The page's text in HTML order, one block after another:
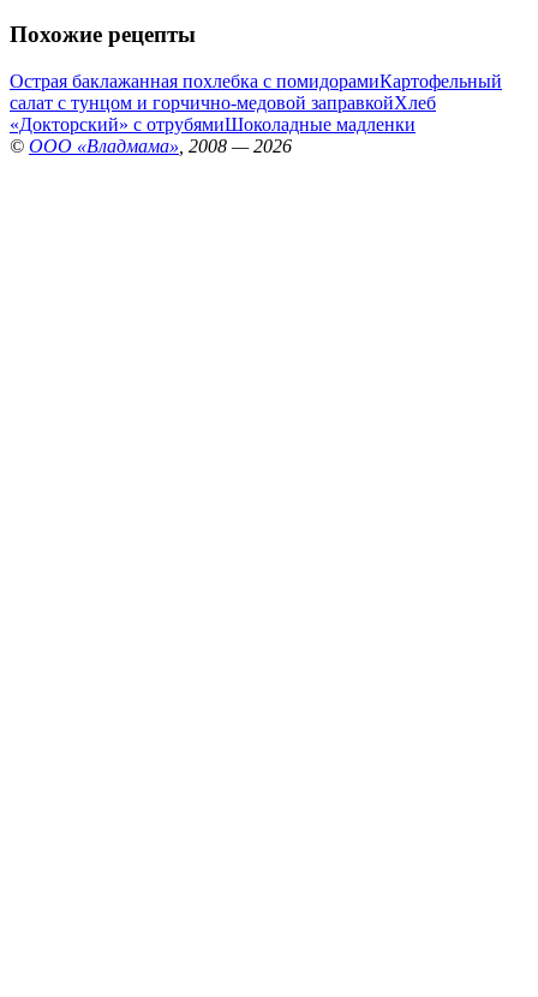
Похожие рецепты
Острая баклажанная похлебка с помидорамиКартофельный
салат с тунцом и горчично-медовой заправкойХлеб
«Докторский» с отрубямиШоколадные мадленки
© ООО «Владмама» , 2008 — 2026